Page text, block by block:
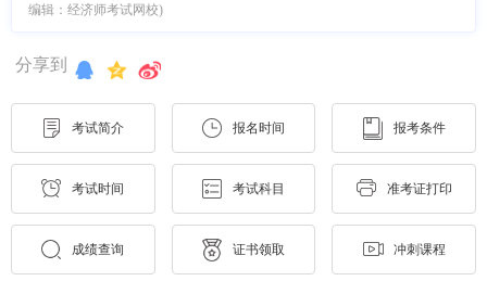
编辑：经济师考试网校)
分享到
考试简介 报名时间 报考条件
考试时间 考试科目 准考证打印
成绩查询 证书领取 冲刺课程